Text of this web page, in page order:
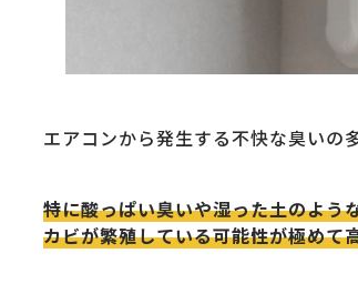
エアコンから発生する不快な臭いの
特に酸っぱい臭いや湿った土のよう
カビが繁殖している可能性が極めて